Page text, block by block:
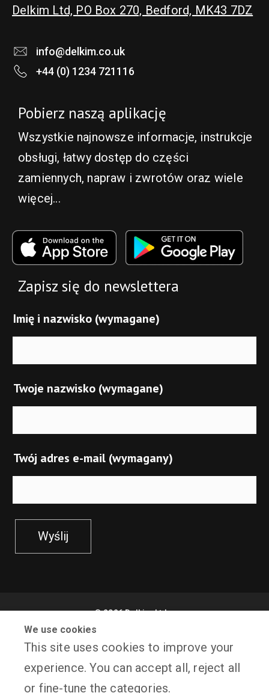
Delkim Ltd, PO Box 270, Bedford, MK43 7DZ
info@delkim.co.uk
+44 (0) 1234 721116
Pobierz naszą aplikację
Wszystkie najnowsze informacje, instrukcje
obsługi, łatwy dostęp do części
zamiennych, napraw i zwrotów oraz wiele
więcej...
Zapisz się do newslettera
Imię i nazwisko (wymagane)
Twoje nazwisko (wymagane)
Twój adres e-mail (wymagany)
Wyślij
©2026Delkim Ltd
Website Design by Freetimers
Facebook
X
We use cookies
This site uses cookies to improve your
experience. You can accept all, reject all
or fine-tune the categories.